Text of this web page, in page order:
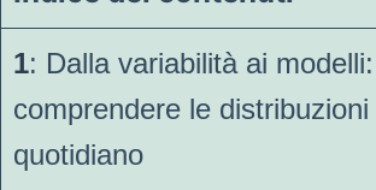
1: Dalla variabilità ai modelli:
comprendere le distribuzioni
quotidiano